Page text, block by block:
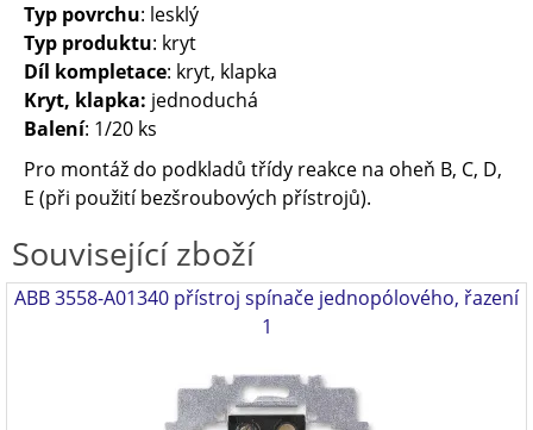
Typ povrchu: lesklý
Typ produktu: kryt
Díl kompletace: kryt, klapka
Kryt, klapka: jednoduchá
Balení: 1/20 ks
Pro montáž do podkladů třídy reakce na oheň B, C, D,
E (při použití bezšroubových přístrojů).
Související zboží
ABB 3558-A01340 přístroj spínače jednopólového, řazení
1